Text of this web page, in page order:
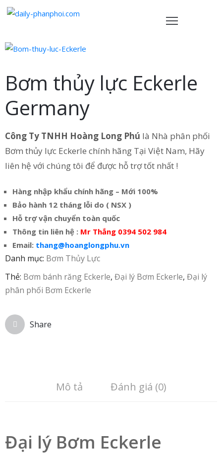
Bơm thủy lực Eckerle
Germany
Công Ty TNHH Hoàng Long Phú là Nhà phân phối
Bơm thủy lực Eckerle chính hãng Tại Việt Nam, Hãy
liên hệ với chúng tôi để được hỗ trợ tốt nhất !
Hàng nhập khẩu chính hãng – Mới 100%
Bảo hành 12 tháng lỗi do ( NSX )
Hỗ trợ vận chuyển toàn quốc
Thông tin liên hệ : Mr Thắng 0394 502 984
Email: thang@hoanglongphu.vn
Danh mục: Bơm Thủy Lực
Thẻ: Bơm bánh răng Eckerle, Đại lý Bơm Eckerle, Đại lý
phân phối Bơm Eckerle
Share
Mô tả Đánh giá (0)
Đại lý Bơm Eckerle